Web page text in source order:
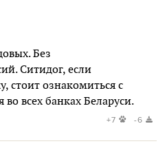
Без
Ситидог, если
стоит ознакомиться с
всех банках Беларуси.
+7 -6